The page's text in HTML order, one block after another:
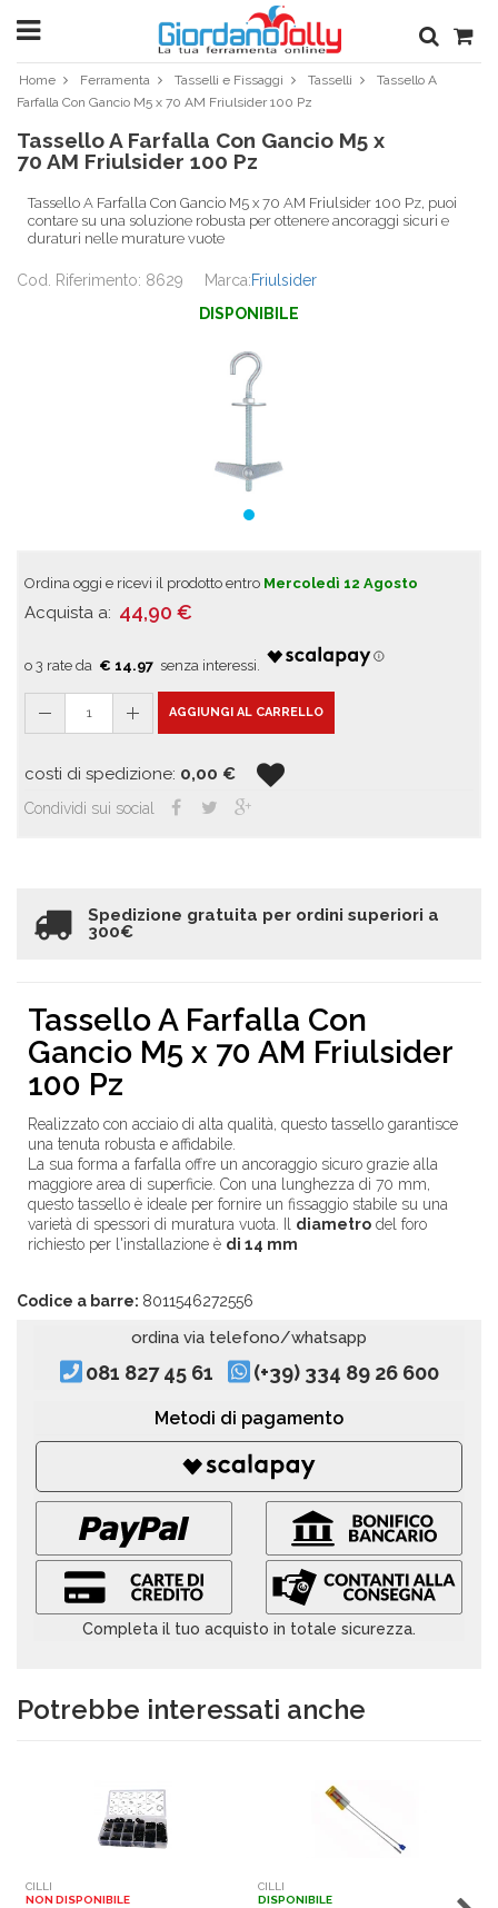
Home Ferramenta Tasselli e Fissaggi Tasselli
Tassello A
Farfalla Con Gancio M5 x 70 AM Friulsider 100 Pz
Tassello A Farfalla Con Gancio M5 x
70 AM Friulsider 100 Pz
Tassello A Farfalla Con Gancio M5 x 70 AM Friulsider 100 Pz, puoi
contare su una soluzione robusta per ottenere ancoraggi sicuri e
duraturi nelle murature vuote
Cod. Riferimento: 8629 Marca:Friulsider
DISPONIBILE
Ordina oggi e ricevi il prodotto entro Mercoledì 12 Agosto
Acquista a: 44,90 €
€ 14.97
1 AGGIUNGI AL CARRELLO
costi di spedizione: 0,00 €
Condividi sui social
Spedizione gratuita per ordini superiori a
300€
Tassello A Farfalla Con
Gancio M5 x 70 AM Friulsider
100 Pz
Realizzato con acciaio di alta qualità, questo tassello garantisce
una tenuta robusta e affidabile.
La sua forma a farfalla offre un ancoraggio sicuro grazie alla
maggiore area di superficie. Con una lunghezza di 70 mm,
questo tassello è ideale per fornire un fissaggio stabile su una
varietà di spessori di muratura vuota. Il diametro del foro
richiesto per l'installazione è di 14 mm
Codice a barre: 8011546272556
ordina via telefono/whatsapp
081 827 45 61 (+39) 334 89 26 600
Metodi di pagamento
Completa il tuo acquisto in totale sicurezza.
Potrebbe interessati anche
CILLI
NON DISPONIBILE
CILLI
DISPONIBILE